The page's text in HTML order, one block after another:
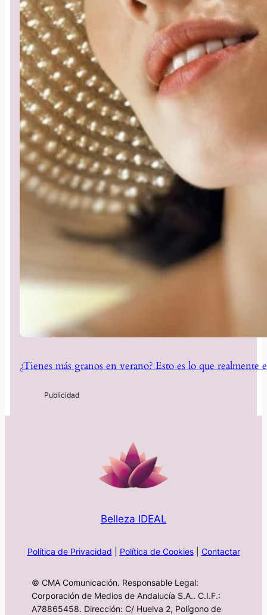
¿Tienes más granos en verano? Esto es lo que realmente
Belleza IDEAL
Política de Privacidad Política de Cookies| Contactar
© CMA Comunicación. Responsable Legal:
Corporación de Medios de Andalucía S.A.. C.I.F.:
A78865458. Dirección: C/ Huelva 2, Polígono de